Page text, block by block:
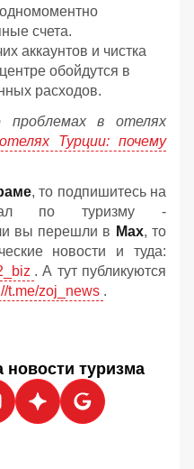
счета.
аккаунтов и чистка
обойдутся в
расходов.
проблемах в отелях
Турции: почему
, то подпишитесь на
по туризму -
вы перешли в Мах, то
новости и туда:
. А тут публикуются
t.me/zoj_news .
туризма